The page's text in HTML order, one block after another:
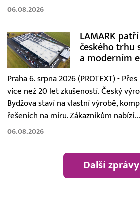
06.08.2026
LAMARK
českého trhu
a moderním
Praha 6. srpna 2026 (PROTEXT) -
více než 20 let zkušeností. Český
Bydžova staví na vlastní výrobě,
řešeních na míru. Zákazníkům nabízí...
06.08.2026
Další zprávy